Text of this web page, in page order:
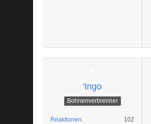
'Ingo
Bohnenverbrenner
Reaktionen
102